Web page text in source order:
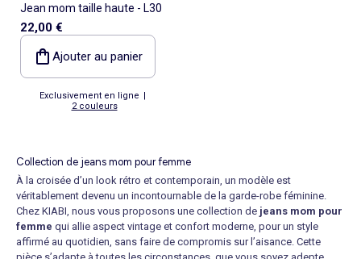
Jean mom taille haute - L30
22,00 €
Ajouter au panier
Exclusivement en ligne |
2 couleurs
Collection de jeans mom pour femme
À la croisée d’un look rétro et contemporain, un modèle est
véritablement devenu un incontournable de la garde-robe féminine.
Chez KIABI, nous vous proposons une collection de jeans mom pour
femme qui allie aspect vintage et confort moderne, pour un style
affirmé au quotidien, sans faire de compromis sur l’aisance. Cette